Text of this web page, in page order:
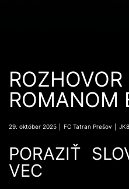
ROZHOVOR
ROMANOM
29. október 2025 │ FC Tatran Prešov │
PORAZIŤ
VEC